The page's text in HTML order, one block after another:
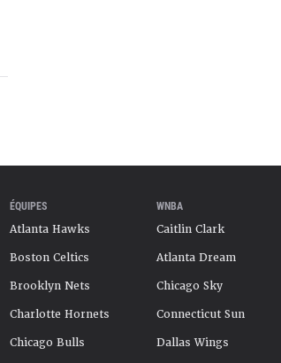
ÉQUIPES
Atlanta Hawks
Boston Celtics
Brooklyn Nets
Charlotte Hornets
Chicago Bulls
WNBA
Caitlin Clark
Atlanta Dream
Chicago Sky
Connecticut Sun
Dallas Wings